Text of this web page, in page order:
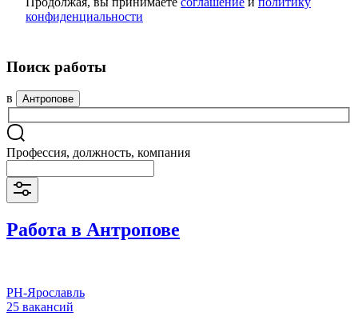
конфиденциальности
Поиск работы
в Антропове
Профессия, должность, компания
Работа в Антропове
РН-Ярославль
25 вакансий